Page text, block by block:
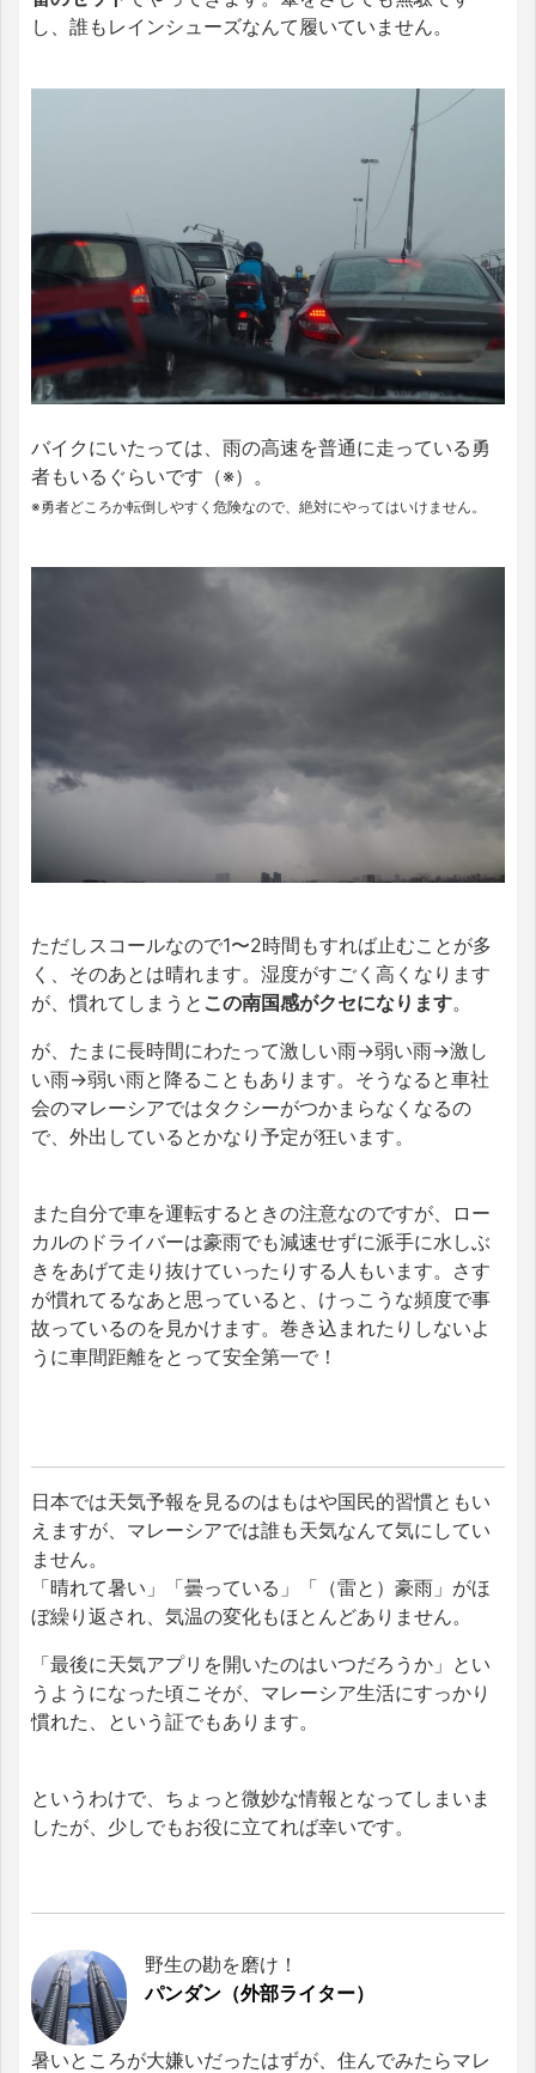
し、誰もレインシューズなんて履いていません。
バイクにいたっては、雨の高速を普通に走っている勇
者もいるぐらいです（※）。
※勇者どころか転倒しやすく危険なので、絶対にやってはいけません。
ただしスコールなので1〜2時間もすれば止むことが多
く、そのあとは晴れます。湿度がすごく高くなります
が、慣れてしまうと この南国感がクセになります。
が、たまに長時間にわたって激しい雨→弱い雨→激し
い雨→弱い雨と降ることもあります。そうなると車社
会のマレーシアではタクシーがつかまらなくなるの
で、外出しているとかなり予定が狂います。
また自分で車を運転するときの注意なのですが、ロー
カルのドライバーは豪雨でも減速せずに派手に水しぶ
きをあげて走り抜けていったりする人もいます。さす
が慣れてるなあと思っていると、けっこうな頻度で事
故っているのを見かけます。巻き込まれたりしないよ
うに車間距離をとって安全第一で！
日本では天気予報を見るのはもはや国民的習慣ともい
えますが、マレーシアでは誰も天気なんて気にしてい
ません。
「晴れて暑い」「曇っている」「（雷と）豪雨」がほ
ぼ繰り返され、気温の変化もほとんどありません。
「最後に天気アプリを開いたのはいつだろうか」とい
うようになった頃こそが、マレーシア生活にすっかり
慣れた、という証でもあります。
というわけで、ちょっと微妙な情報となってしまいま
したが、少しでもお役に立てれば幸いです。
野生の勘を磨け！
パンダン（外部ライター）
暑いところが大嫌いだったはずが、住んでみたらマレ